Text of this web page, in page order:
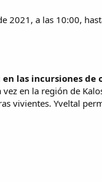
2021, a las 10:00,
las incursiones de
en la región de
vivientes. Yveltal